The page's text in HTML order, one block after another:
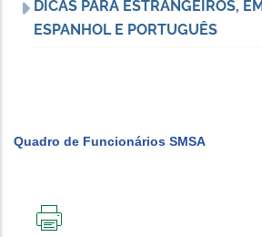
DICAS PARA ESTRANGEIROS,
ESPANHOL E PORTUGUÊS
Quadro de Funcionários SMSA